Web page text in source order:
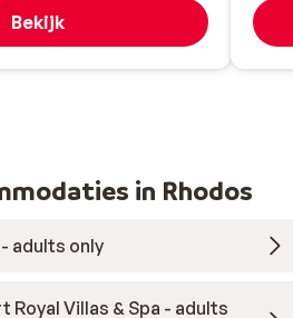
Bekijk
in Rhodos
adults only
Royal Villas & Spa - adults